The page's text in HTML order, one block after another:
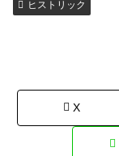
ヒストリック
X